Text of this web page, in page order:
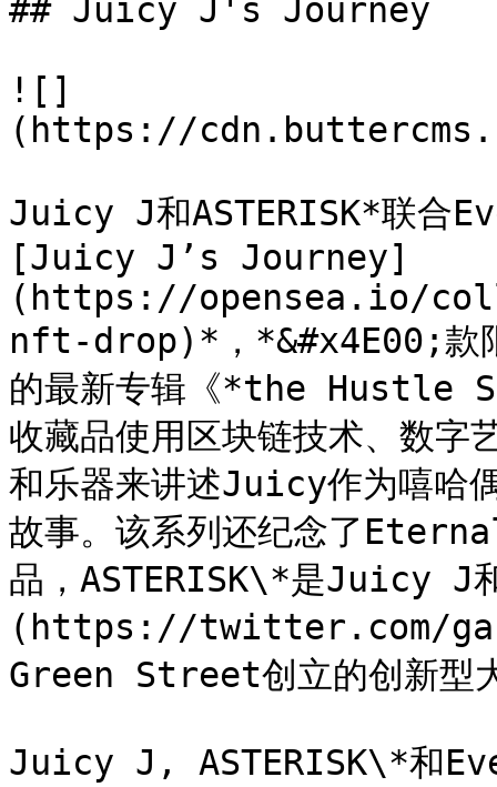
## Juicy J's Journey
![]
(https://
Juicy J和ASTERISK*联合
[Juicy J’s Journey]
(https://opensea.io/
nft-drop)*，*&#x4E00;款
的最新专辑《*the Hustle
收藏品使用区块链技术、数
和乐器来讲述Juicy作为嘻哈
故事。该系列还纪念了
品，ASTERISK\*是Juicy
(https://twitter.com/
Green Street创立的创新型
Juicy J, ASTERISK\*和